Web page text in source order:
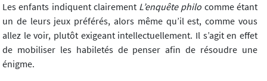
Les enfants indiquent clairement L’enquête philo comme étant
un de leurs jeux préférés, alors même qu’il est, comme vous
allez le voir, plutôt exigeant intellectuellement. Il s’agit en effet
de mobiliser les habiletés de penser afin de résoudre une
énigme.